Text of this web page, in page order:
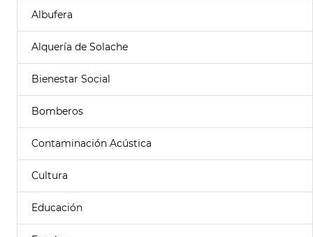
Albufera
Alquería de Solache
Bienestar Social
Bomberos
Contaminación Acústica
Cultura
Educación